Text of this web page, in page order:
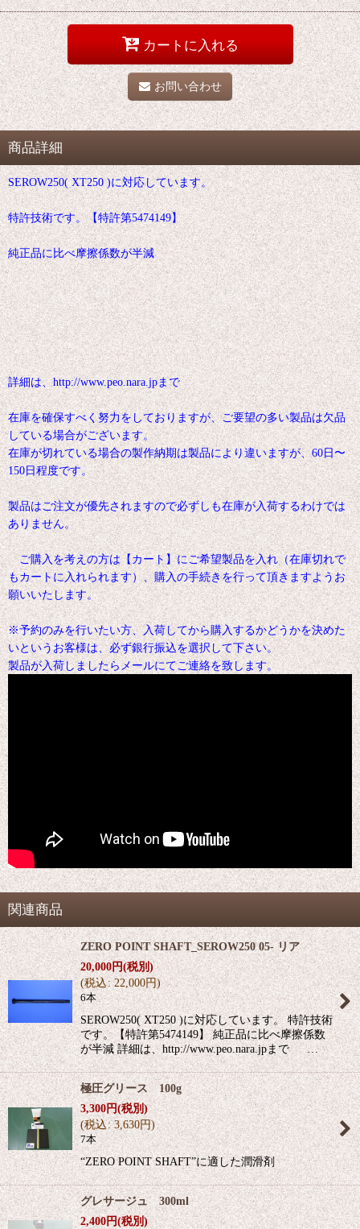
カートに入れる
お問い合わせ
商品詳細
SEROW250( XT250 )に対応しています。
特許技術です。【特許第5474149】
純正品に比べ摩擦係数が半減
詳細は、http://www.peo.nara.jpまで
在庫を確保すべく努力をしておりますが、ご要望の多い製品は欠品
している場合がございます。
在庫が切れている場合の製作納期は製品により違いますが、60日〜
150日程度です。
製品はご注文が優先されますので必ずしも在庫が入荷するわけでは
ありません。
ご購入を考えの方は【カート】にご希望製品を入れ（在庫切れで
もカートに入れられます）、購入の手続きを行って頂きますようお
願いいたします。
※予約のみを行いたい方、入荷してから購入するかどうかを決めた
いというお客様は、必ず銀行振込を選択して下さい。
製品が入荷しましたらメールにてご連絡を致します。
関連商品
ZERO POINT SHAFT_SEROW250 05- リア
20,000円(税別)
(税込: 22,000円)
6本
SEROW250( XT250 )に対応しています。 特許技術
です。【特許第5474149】 純正品に比べ摩擦係数
が半減 詳細は、http://www.peo.nara.jpまで …
極圧グリース 100g
3,300円(税別)
(税込: 3,630円)
7本
“ZERO POINT SHAFT”に適した潤滑剤
グレサージュ 300ml
2,400円(税別)